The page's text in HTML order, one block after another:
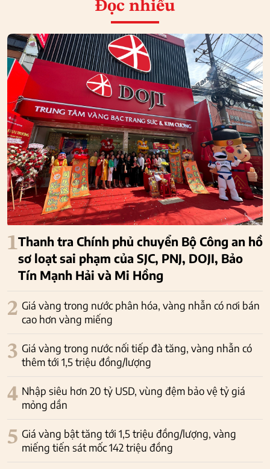
Đọc nhiều
1Thanh tra Chính phủ chuyển Bộ Công an hồ
sơ loạt sai phạm của SJC, PNJ, DOJI, Bảo
Tín Mạnh Hải và Mi Hồng
2 Giá vàng trong nước phân hóa, vàng nhẫn có nơi bán
cao hơn vàng miếng
3 Giá vàng trong nước nối tiếp đà tăng, vàng nhẫn có
thêm tới 1,5 triệu đồng/lượng
4 Nhập siêu hơn 20 tỷ USD, vùng đệm bảo vệ tỷ giá
mỏng dần
5 Giá vàng bật tăng tới 1,5 triệu đồng/lượng, vàng
miếng tiến sát mốc 142 triệu đồng